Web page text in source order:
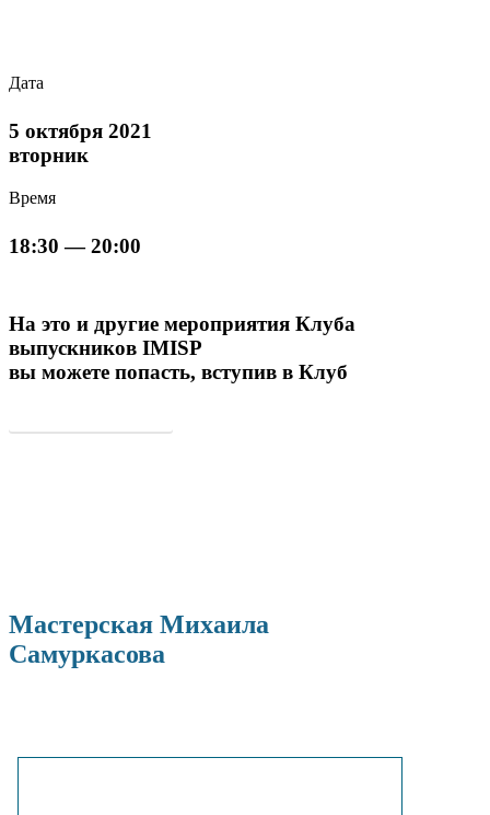
Дата
5 октября 2021
вторник
Время
18:30 — 20:00
На это и другие мероприятия Клуба
выпускников IMISP
вы можете попасть, вступив в Клуб
Мастерская Михаила
Самуркасова